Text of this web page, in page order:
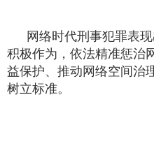
网络时代刑事犯罪表
积极作为，依法精准惩治
益保护、推动网络空间治
树立标准。